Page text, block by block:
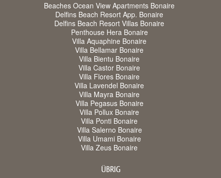
Beaches Ocean View Apartments Bonaire
Delfins Beach Resort App. Bonaire
Delfins Beach Resort Villas Bonaire
Penthouse Hera Bonaire
Villa Aquaphine Bonaire
Villa Bellamar Bonaire
Villa Bientu Bonaire
Villa Castor Bonaire
Villa Flores Bonaire
Villa Lavendel Bonaire
Villa Mayra Bonaire
Villa Pegasus Bonaire
Villa Pollux Bonaire
Villa Ponti Bonaire
Villa Salerno Bonaire
Villa Umami Bonaire
Villa Zeus Bonaire
ÜBRIG